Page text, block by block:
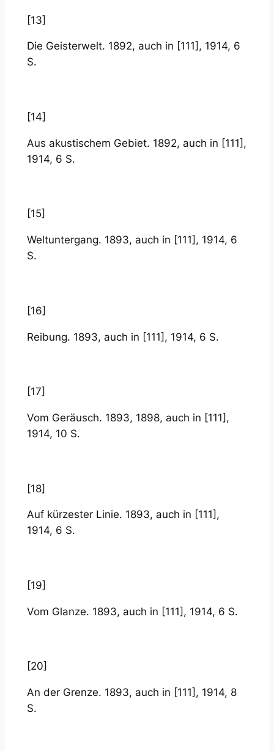
[13]
Die Geisterwelt. 1892, auch in [111], 1914, 6
S.
[14]
Aus akustischem Gebiet. 1892, auch in [111],
1914, 6 S.
[15]
Weltuntergang. 1893, auch in [111], 1914, 6
S.
[16]
Reibung. 1893, auch in [111], 1914, 6 S.
[17]
Vom Geräusch. 1893, 1898, auch in [111],
1914, 10 S.
[18]
Auf kürzester Linie. 1893, auch in [111],
1914, 6 S.
[19]
Vom Glanze. 1893, auch in [111], 1914, 6 S.
[20]
An der Grenze. 1893, auch in [111], 1914, 8
S.